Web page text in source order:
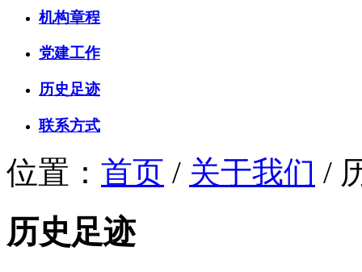
机构章程
党建工作
历史足迹
联系方式
位置： 首页 / 关于我们 /
历史足迹